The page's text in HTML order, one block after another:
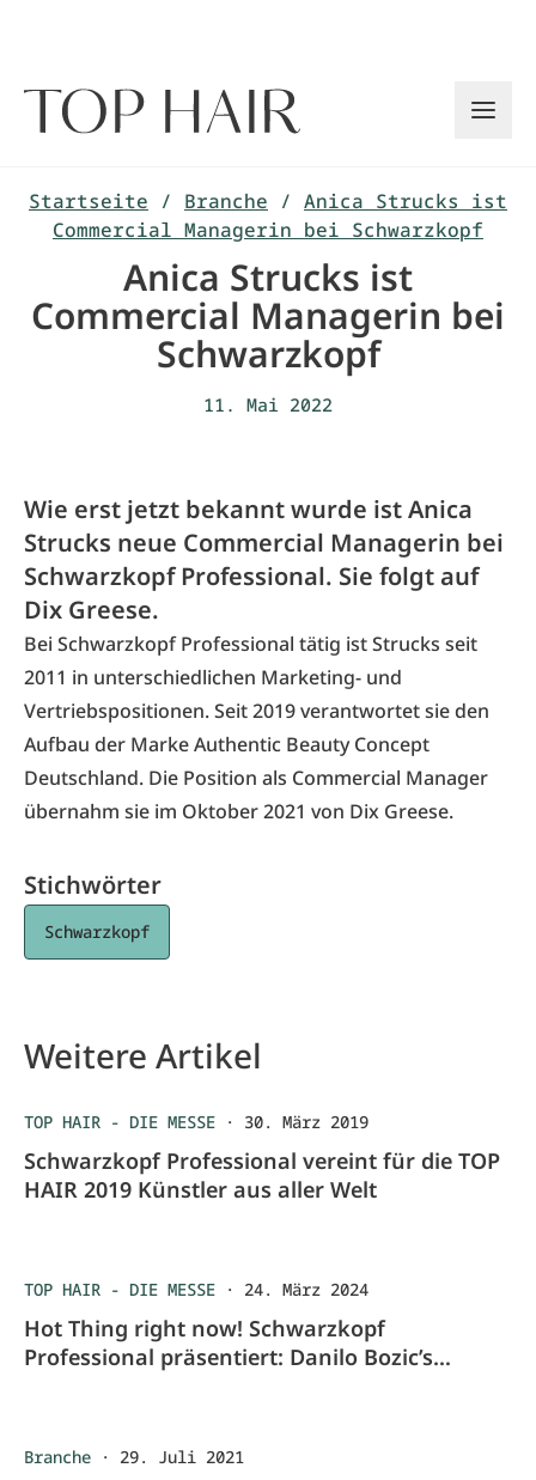
Startseite / Branche / Anica Strucks ist
Commercial Managerin bei Schwarzkopf
Anica Strucks ist
Commercial Managerin bei
Schwarzkopf
11. Mai 2022
Wie erst jetzt bekannt wurde ist Anica
Strucks neue Commercial Managerin bei
Schwarzkopf Professional. Sie folgt auf
Dix Greese.
Bei Schwarzkopf Professional tätig ist Strucks seit
2011 in unterschiedlichen Marketing- und
Vertriebspositionen. Seit 2019 verantwortet sie den
Aufbau der Marke Authentic Beauty Concept
Deutschland. Die Position als Commercial Manager
übernahm sie im Oktober 2021 von Dix Greese.
Stichwörter
Schwarzkopf
Weitere Artikel
TOP HAIR - DIE MESSE · 30. März 2019
Schwarzkopf Professional vereint für die TOP
HAIR 2019 Künstler aus aller Welt
TOP HAIR - DIE MESSE · 24. März 2024
Hot Thing right now! Schwarzkopf
Professional präsentiert: Danilo Bozic’s
Branche · 29. Juli 2021